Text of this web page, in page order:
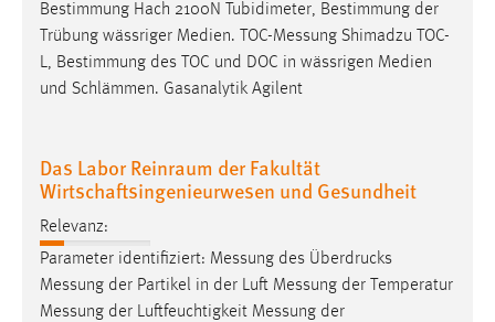
Bestimmung Hach 2100N Tubidimeter, Bestimmung der
Trübung wässriger Medien. TOC-Messung Shimadzu TOC-
L, Bestimmung des TOC und DOC in wässrigen Medien
und Schlämmen. Gasanalytik Agilent
Das Labor Reinraum der Fakultät
Wirtschaftsingenieurwesen und Gesundheit
Relevanz:
Parameter identifiziert: Messung des Überdrucks
Messung der Partikel in der Luft Messung der Temperatur
Messung der Luftfeuchtigkeit Messung der